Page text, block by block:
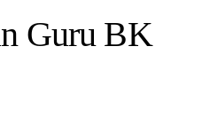
Guru BK